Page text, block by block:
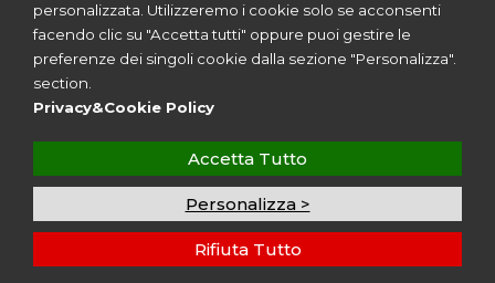
Milano
P.I. 12299350962
All Rights Reserved | Design by
personalizzata. Utilizzeremo i cookie solo se acconsenti
facendo clic su "Accetta tutti" oppure puoi gestire le
preferenze dei singoli cookie dalla sezione "Personalizza".
section.
Privacy&Cookie Policy
Personalizza >
Rifiuta Tutto
Accetta Tutto